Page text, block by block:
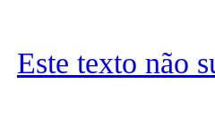
Este texto não